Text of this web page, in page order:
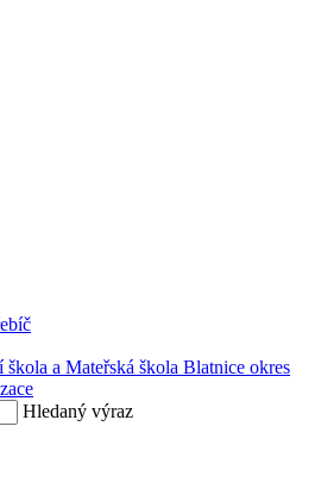
škola a Mateřská škola Blatnice okres
Hledaný výraz